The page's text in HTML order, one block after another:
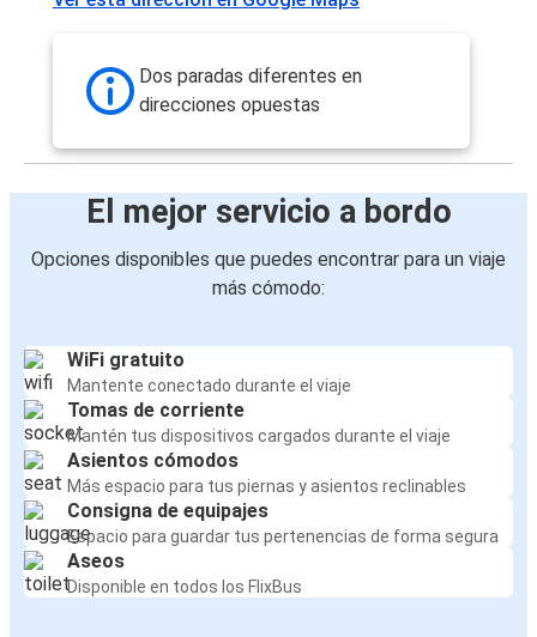
Dos paradas diferentes en
direcciones opuestas
El mejor servicio a bordo
Opciones disponibles que puedes encontrar para un viaje
más cómodo:
WiFi gratuito
Mantente conectado durante el viaje
Tomas de corriente
Mantén tus dispositivos cargados durante el viaje
Asientos cómodos
Más espacio para tus piernas y asientos reclinables
Consigna de equipajes
Espacio para guardar tus pertenencias de forma segura
Aseos
Disponible en todos los FlixBus